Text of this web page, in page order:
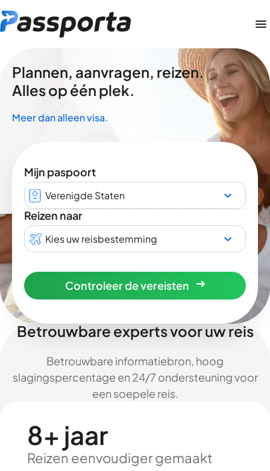
Plannen, aanvragen, reizen.
Alles op één plek.
Meer dan alleen visa.
Mijn paspoort
Verenigde Staten
Reizen naar
Kies uw reisbestemming
Controleer de vereisten
Betrouwbare experts voor uw reis
Betrouwbare informatiebron, hoog
slagingspercentage en 24/7 ondersteuning voor
een soepele reis.
8+ jaar
Reizen eenvoudiger gemaakt